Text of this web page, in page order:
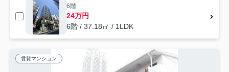
6階
24万円
6階 / 37.18㎡ / 1LDK
賃貸マンション